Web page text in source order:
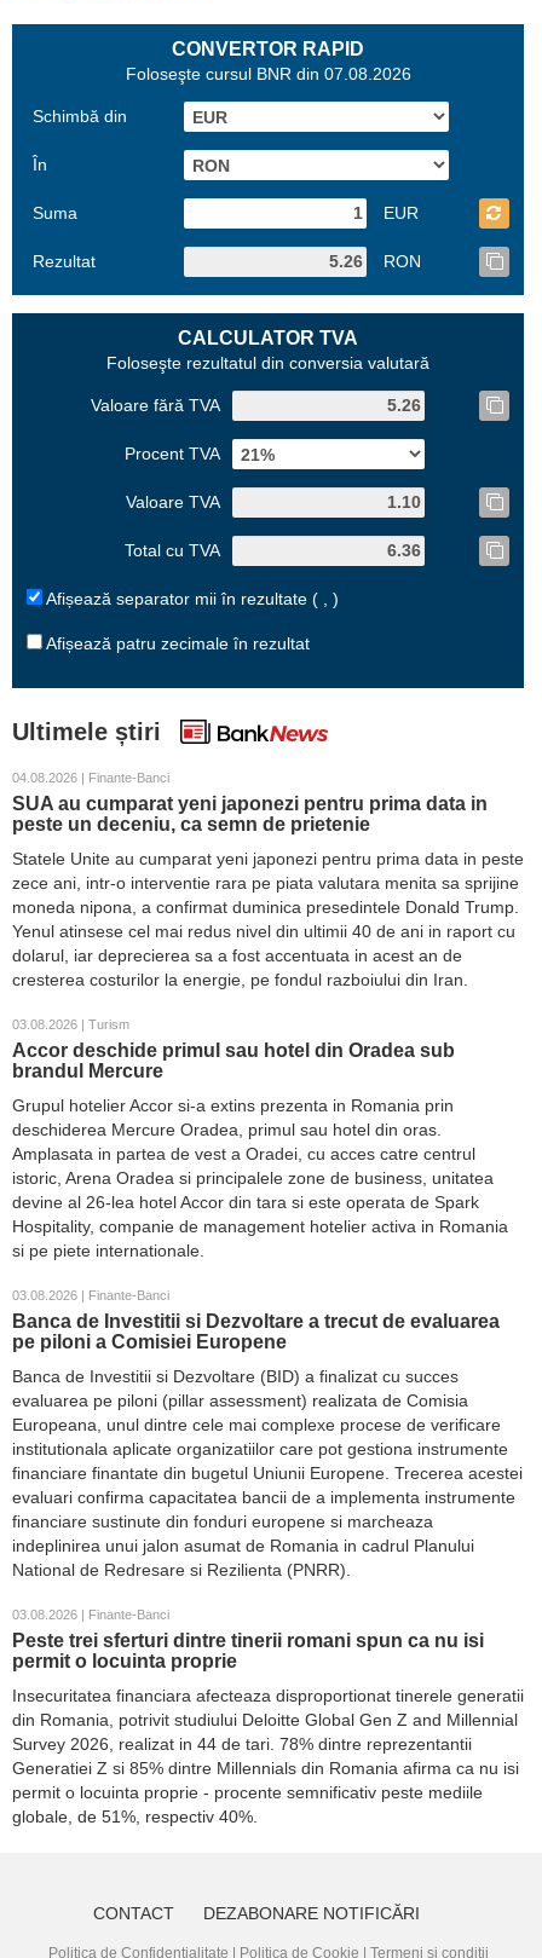
CONVERTOR RAPID
Foloseşte cursul BNR din 07.08.2026
Schimbă din
În
Suma EUR
Rezultat RON
CALCULATOR TVA
Foloseşte rezultatul din conversia valutară
Valoare fără TVA
Procent TVA
Valoare TVA
Total cu TVA
Afișează separator mii în rezultate ( , )
Afișează patru zecimale în rezultat
Ultimele știri
04.08.2026 | Finante-Banci
SUA au cumparat yeni japonezi pentru prima data in
peste un deceniu, ca semn de prietenie
Statele Unite au cumparat yeni japonezi pentru prima data in peste
zece ani, intr-o interventie rara pe piata valutara menita sa sprijine
moneda nipona, a confirmat duminica presedintele Donald Trump.
Yenul atinsese cel mai redus nivel din ultimii 40 de ani in raport cu
dolarul, iar deprecierea sa a fost accentuata in acest an de
cresterea costurilor la energie, pe fondul razboiului din Iran.
03.08.2026 | Turism
Accor deschide primul sau hotel din Oradea sub
brandul Mercure
Grupul hotelier Accor si-a extins prezenta in Romania prin
deschiderea Mercure Oradea, primul sau hotel din oras.
Amplasata in partea de vest a Oradei, cu acces catre centrul
istoric, Arena Oradea si principalele zone de business, unitatea
devine al 26-lea hotel Accor din tara si este operata de Spark
Hospitality, companie de management hotelier activa in Romania
si pe piete internationale.
03.08.2026 | Finante-Banci
Banca de Investitii si Dezvoltare a trecut de evaluarea
pe piloni a Comisiei Europene
Banca de Investitii si Dezvoltare (BID) a finalizat cu succes
evaluarea pe piloni (pillar assessment) realizata de Comisia
Europeana, unul dintre cele mai complexe procese de verificare
institutionala aplicate organizatiilor care pot gestiona instrumente
financiare finantate din bugetul Uniunii Europene. Trecerea acestei
evaluari confirma capacitatea bancii de a implementa instrumente
financiare sustinute din fonduri europene si marcheaza
indeplinirea unui jalon asumat de Romania in cadrul Planului
National de Redresare si Rezilienta (PNRR).
03.08.2026 | Finante-Banci
Peste trei sferturi dintre tinerii romani spun ca nu isi
permit o locuinta proprie
Insecuritatea financiara afecteaza disproportionat tinerele generatii
din Romania, potrivit studiului Deloitte Global Gen Z and Millennial
Survey 2026, realizat in 44 de tari. 78% dintre reprezentantii
Generatiei Z si 85% dintre Millennials din Romania afirma ca nu isi
permit o locuinta proprie - procente semnificativ peste mediile
globale, de 51%, respectiv 40%.
CONTACT DEZABONARE NOTIFICĂRI
Politica de Confidențialitate Politica de Cookie Termeni și condiții